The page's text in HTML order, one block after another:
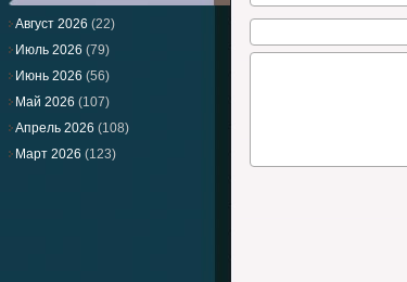
Август 2026 (22)
Июль 2026 (79)
Июнь 2026 (56)
Май 2026 (107)
Апрель 2026 (108)
Март 2026 (123)